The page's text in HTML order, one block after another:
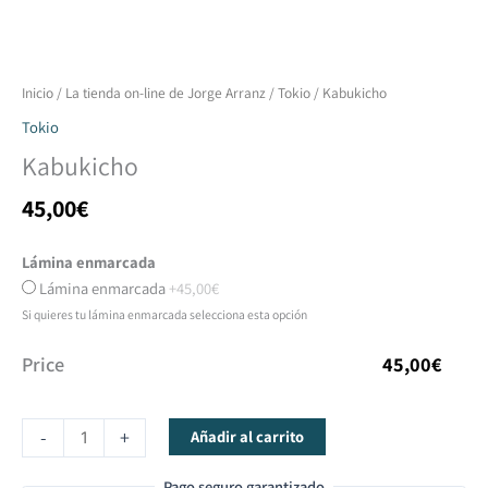
Inicio / La tienda on-line de Jorge Arranz /Tokio / Kabukicho
Tokio
Kabukicho
45,00€
Lámina enmarcada
Lámina enmarcada +45,00€
Si quieres tu lámina enmarcada selecciona esta opción
Price 45,00€
-
Kabukicho
cantidad
+ Añadir al carrito